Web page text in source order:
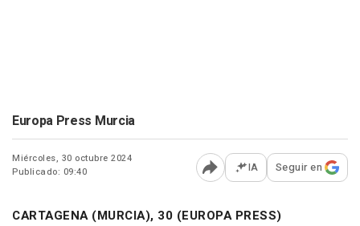
Europa Press Murcia
Miércoles, 30 octubre 2024
Publicado: 09:40
Abrir opciones para
IA Seguir en
CARTAGENA (MURCIA), 30 (EUROPA PRESS)